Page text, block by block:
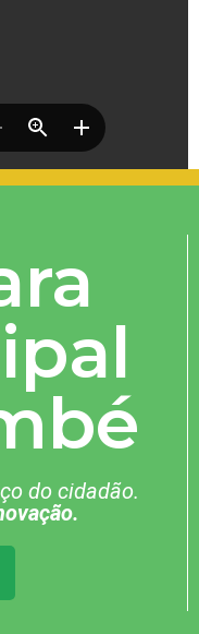
do cidadão.